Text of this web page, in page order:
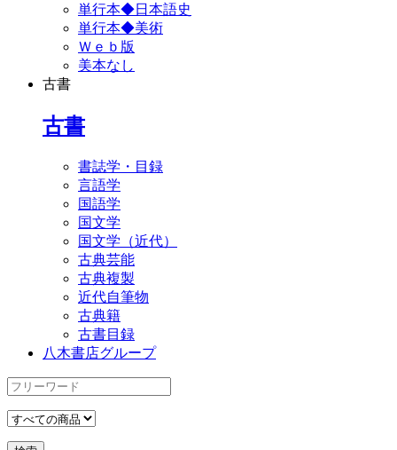
単行本◆日本語史
単行本◆美術
Ｗｅｂ版
美本なし
古書
古書
書誌学・目録
言語学
国語学
国文学
国文学（近代）
古典芸能
古典複製
近代自筆物
古典籍
古書目録
八木書店グループ